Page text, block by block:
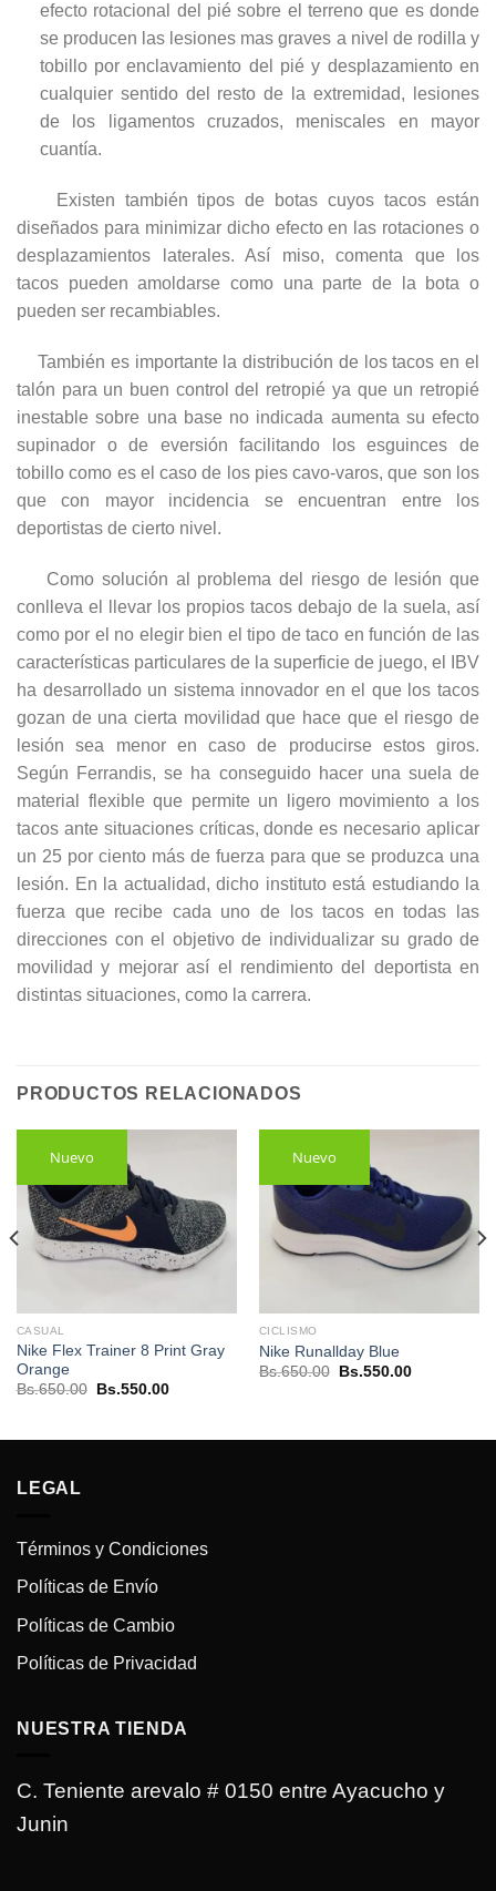
efecto rotacional del pié sobre el terreno que es donde
se producen las lesiones mas graves a nivel de rodilla y
tobillo por enclavamiento del pié y desplazamiento en
cualquier sentido del resto de la extremidad, lesiones
de los ligamentos cruzados, meniscales en mayor
cuantía.
Existen también tipos de botas cuyos tacos están
diseñados para minimizar dicho efecto en las rotaciones o
desplazamientos laterales. Así miso, comenta que los
tacos pueden amoldarse como una parte de la bota o
pueden ser recambiables.
También es importante la distribución de los tacos en el
talón para un buen control del retropié ya que un retropié
inestable sobre una base no indicada aumenta su efecto
supinador o de eversión facilitando los esguinces de
tobillo como es el caso de los pies cavo-varos, que son los
que con mayor incidencia se encuentran entre los
deportistas de cierto nivel.
Como solución al problema del riesgo de lesión que
conlleva el llevar los propios tacos debajo de la suela, así
como por el no elegir bien el tipo de taco en función de las
características particulares de la superficie de juego, el IBV
ha desarrollado un sistema innovador en el que los tacos
gozan de una cierta movilidad que hace que el riesgo de
lesión sea menor en caso de producirse estos giros.
Según Ferrandis, se ha conseguido hacer una suela de
material flexible que permite un ligero movimiento a los
tacos ante situaciones críticas, donde es necesario aplicar
un 25 por ciento más de fuerza para que se produzca una
lesión. En la actualidad, dicho instituto está estudiando la
fuerza que recibe cada uno de los tacos en todas las
direcciones con el objetivo de individualizar su grado de
movilidad y mejorar así el rendimiento del deportista en
distintas situaciones, como la carrera.
PRODUCTOS RELACIONADOS
Nuevo
CASUAL
Nike Flex Trainer 8 Print Gray
Orange
Bs.650.00
El
Bs.550.00El
Nuevo
CICLISMO
Nike Runallday Blue
Bs.650.00
El
Bs.550.00El
LEGAL
Términos y Condiciones
Políticas de Envío
Políticas de Cambio
Políticas de Privacidad
NUESTRA TIENDA
C. Teniente arevalo # 0150 entre Ayacucho y
Junin